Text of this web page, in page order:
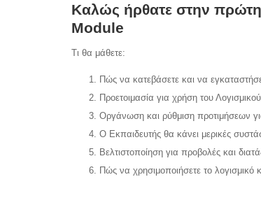
Καλώς ήρθατε στην
Module
Τι θα μάθετε:
Πώς να κατεβάσετε και να
Προετοιμασία για χρήση του
Οργάνωση και ρύθμιση προτιμήσεων
Ο Εκπαιδευτής θα κάνει μερικές
Βελτιστοποίηση για προβολές και
Πώς να χρησιμοποιήσετε το λογισμικό